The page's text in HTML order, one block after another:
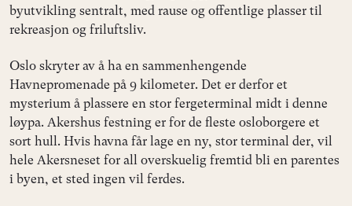
byutvikling sentralt, med rause og offentlige plasser til
rekreasjon og friluftsliv.
Oslo skryter av å ha en sammenhengende
Havnepromenade på 9 kilometer. Det er derfor et
mysterium å plassere en stor fergeterminal midt i denne
løypa. Akershus festning er for de fleste osloborgere et
sort hull. Hvis havna får lage en ny, stor terminal der, vil
hele Akersneset for all overskuelig fremtid bli en parentes
i byen, et sted ingen vil ferdes.